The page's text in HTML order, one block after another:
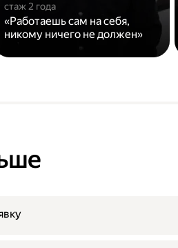
стаж 2 года
«Работаешь сам на себя,
никому ничего не должен»